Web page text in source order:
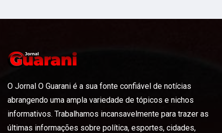
O Jornal O Guarani é a sua fonte confiável de notícias
abrangendo uma ampla variedade de tópicos e nichos
informativos. Trabalhamos incansavelmente para trazer as
últimas informações sobre política, esportes, cidades,